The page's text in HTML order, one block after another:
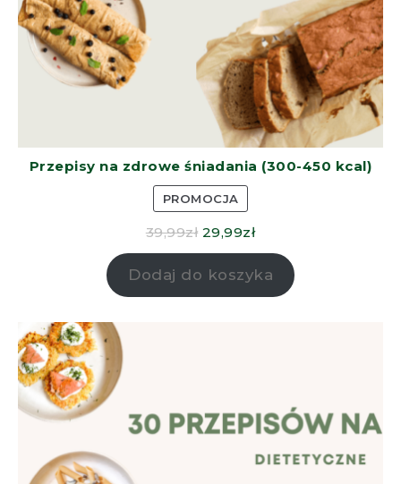
Przepisy na zdrowe śniadania (300-450 kcal)
PROMOCJA
39,99zł 29,99zł
Dodaj do koszyka